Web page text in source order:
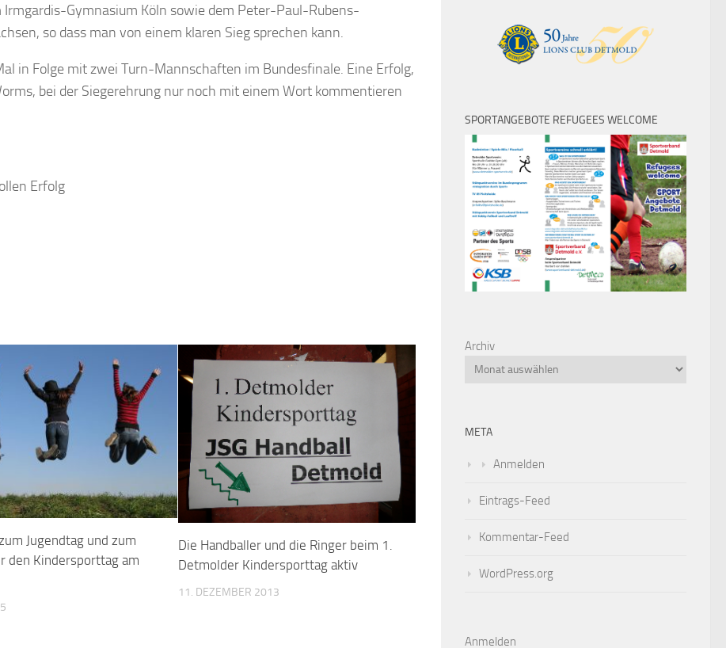
Gymnasium Köln sowie dem Peter-Paul-Rubens-
so dass man von einem klaren Sieg sprechen kann.
in Folge mit zwei Turn-Mannschaften im Bundesfinale. Eine Erfolg,
bei der Siegerehrung nur noch mit einem Wort kommentieren
Erfolg
Jugendtag und zum
den Kindersporttag am
Die Handballer und die Ringer beim 1.
Detmolder Kindersporttag aktiv
11. DEZEMBER 2013
SPORTANGEBOTE REFUGEES WELCOME
Archiv
META
Anmelden
Eintrags-Feed
Kommentar-Feed
WordPress.org
Anmelden